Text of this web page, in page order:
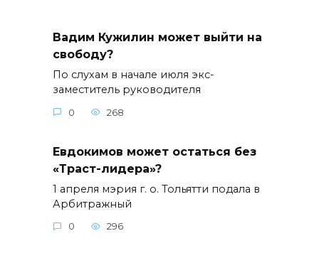
Вадим Кужилин может выйти на
свободу?
По слухам в начале июля экс-
заместитель руководителя
0 268
Евдокимов может остаться без
«Траст-лидера»?
1 апреля мэрия г. о. Тольятти подала в
Арбитражный
0 296